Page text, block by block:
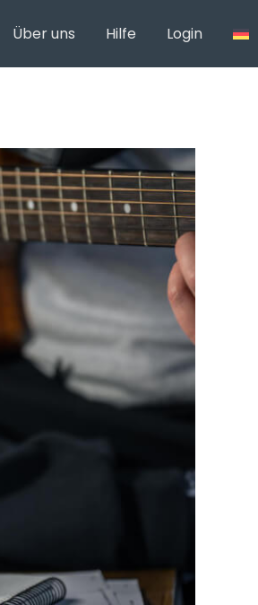
Über uns Hilfe Login